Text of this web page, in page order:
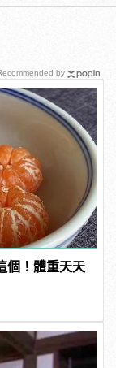
個！體重天天
by